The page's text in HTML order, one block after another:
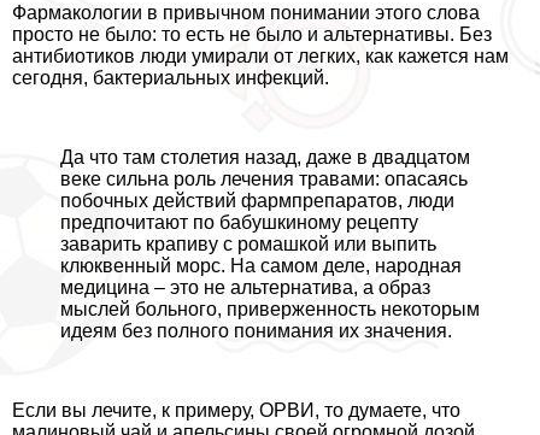
Фармакологии в привычном понимании этого слова
просто не было: то есть не было и альтернативы. Без
антибиотиков люди умирали от легких, как кажется нам
сегодня, бактериальных инфекций.
Да что там столетия назад, даже в двадцатом
веке сильна роль лечения травами: опасаясь
побочных действий фармпрепаратов, люди
предпочитают по бабушкиному рецепту
заварить крапиву с ромашкой или выпить
клюквенный морс. На самом деле, народная
медицина – это не альтернатива, а образ
мыслей больного, приверженность некоторым
идеям без полного понимания их значения.
Если вы лечите, к примеру, ОРВИ, то думаете, что